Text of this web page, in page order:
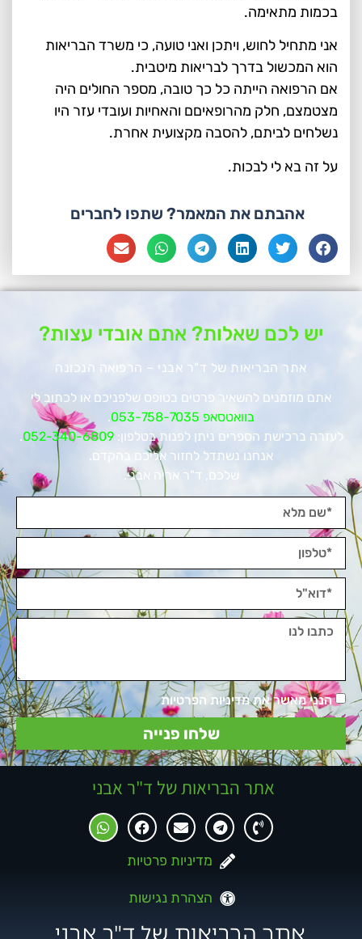
בכמות מתאימה.
אני מתחיל לחוש, ויתכן ואני טועה, כי משרד הבריאות
הוא המכשול בדרך לבריאות מיטבית.
אם הרפואה הייתה כל כך טובה, מספר החולים היה
מצטמצם, חלק מהרופאיםם והאחיות ועובדי עזר היו
נשלחים לביתם, להסבה מקצועית אחרת.
על זה בא לי לבכות.
אהבתם את המאמר? שתפו לחברים
יש לכם שאלות? אתם אובדי עצות?
אתר הבריאות של ד"ר אבני – הרפואה הנכונה
אתם מוזמנים להשאיר פרטים בטופס שלפניכם או לכתוב לי
בוואטסאפ 053-758-7035
.
לעזרה ברכישת הספרים ניתן לפנות בטלפון:052-340-6809
.
אנחנו נשתדל לחזור אליכם בהקדם.
שלכם, ד"ר אריה אבני.
הנני מאשר את מדיניות הפרטיות
שלחו פנייה
אתר הבריאות של ד"ר אבני
מדיניות פרטיות
הצהרת נגישות